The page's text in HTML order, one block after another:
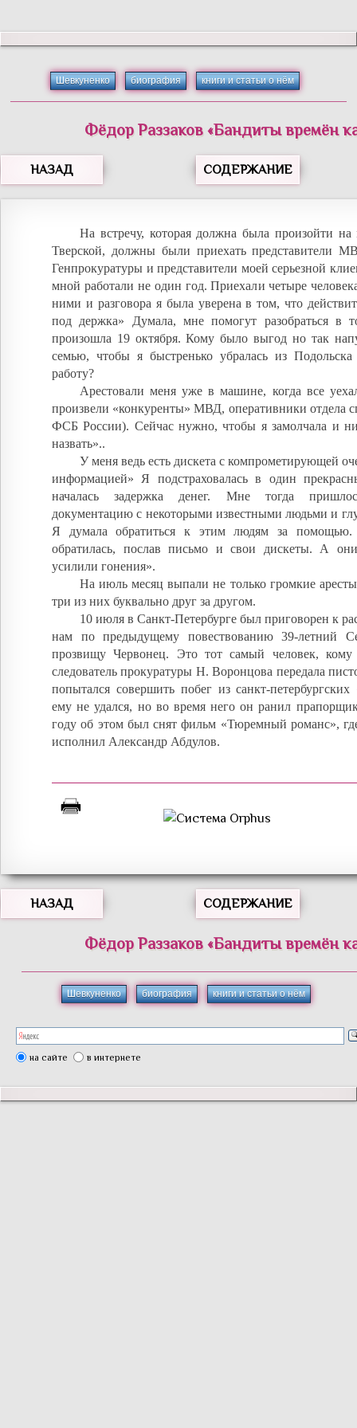
Шевкуненко биография книги и статьи о нём
Фёдор Раззаков«Бандиты времён
НАЗАД СОДЕРЖАНИЕ
На встречу, которая должна была произойти на
Тверской, должны были приехать представители
Генпрокуратуры и представители моей серьезной
мной работали не один год. Приехали четыре
ними и разговора я была уверена в том, что
под держка» Думала, мне помогут разобраться в
произошла 19 октября. Кому было выгод но так
семью, чтобы я быстренько убралась из
работу?
Арестовали меня уже в машине, когда все
произвели «конкуренты» МВД, оперативники отдела
ФСБ России). Сейчас нужно, чтобы я замолчала и
назвать»..
У меня ведь есть дискета с компрометирующей
информацией» Я подстраховалась в один
началась задержка денег. Мне тогда
документацию с некоторыми известными людьми и
Я думала обратиться к этим людям за
обратилась, послав письмо и свои дискеты. А они
усилили гонения».
На июль месяц выпали не только громкие
три из них буквально друг за другом.
10 июля в Санкт-Петербурге был приговорен к
нам по предыдущему повествованию 39-летний
прозвищу Червонец. Это тот самый человек,
следователь прокуратуры Н. Воронцова передала
попытался совершить побег из санкт-
ему не удался, но во время него он ранил
году об этом был снят фильм «Тюремный романс»,
исполнил Александр Абдулов.
НАЗАД СОДЕРЖАНИЕ
Фёдор Раззаков«Бандиты времён
Шевкуненко биография книги и статьи о нём
на сайте в интернете